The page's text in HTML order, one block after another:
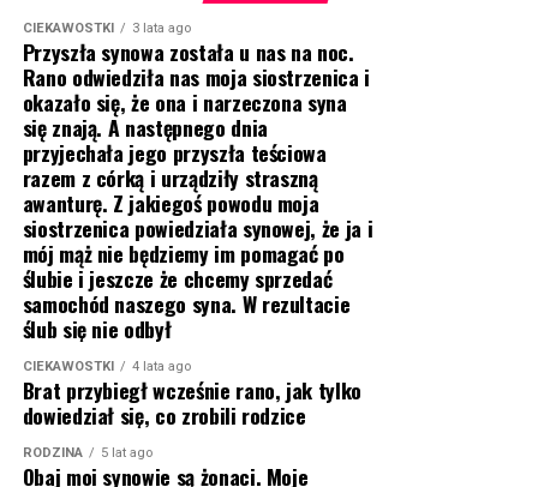
CIEKAWOSTKI 3 lata ago
Przyszła synowa została u nas na noc.
Rano odwiedziła nas moja siostrzenica i
okazało się, że ona i narzeczona syna
się znają. A następnego dnia
przyjechała jego przyszła teściowa
razem z córką i urządziły straszną
awanturę. Z jakiegoś powodu moja
siostrzenica powiedziała synowej, że ja i
mój mąż nie będziemy im pomagać po
ślubie i jeszcze że chcemy sprzedać
samochód naszego syna. W rezultacie
ślub się nie odbył
CIEKAWOSTKI 4 lata ago
Brat przybiegł wcześnie rano, jak tylko
dowiedział się, co zrobili rodzice
RODZINA 5 lat ago
Obaj moi synowie są żonaci. Moje